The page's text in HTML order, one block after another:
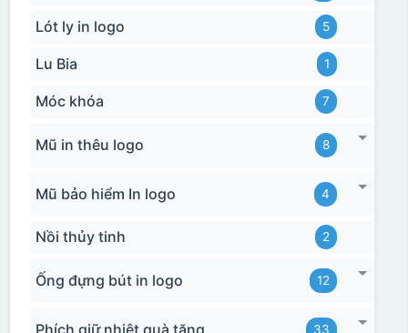
Lót ly in logo 5
Lu Bia 1
Móc khóa 7
Mũ in thêu logo 8
Mũ bảo hiểm In logo 4
Nồi thủy tinh 2
Ống đựng bút in logo 12
Phích giữ nhiệt quà tặng 33